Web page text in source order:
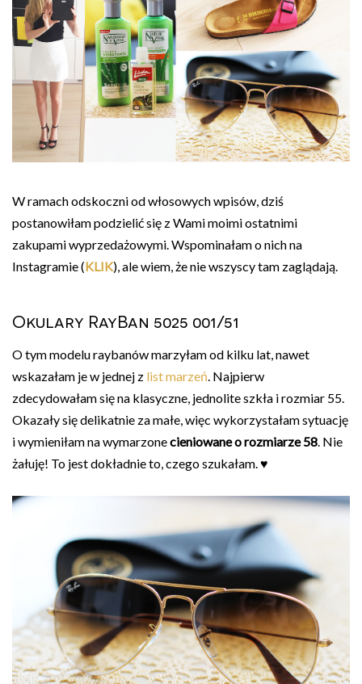
W ramach odskoczni od włosowych wpisów, dziś
postanowiłam podzielić się z Wami moimi ostatnimi
zakupami wyprzedażowymi. Wspominałam o nich na
Instagramie (KLIK), ale wiem, że nie wszyscy tam zaglądają.
Okulary RayBan 5025 001/51
O tym modelu raybanów marzyłam od kilku lat, nawet
wskazałam je w jednej z list marzeń . Najpierw
zdecydowałam się na klasyczne, jednolite szkła i rozmiar 55.
Okazały się delikatnie za małe, więc wykorzystałam sytuację
i wymieniłam na wymarzonecieniowane o rozmiarze 58 . Nie
żałuję! To jest dokładnie to, czego szukałam. ♥